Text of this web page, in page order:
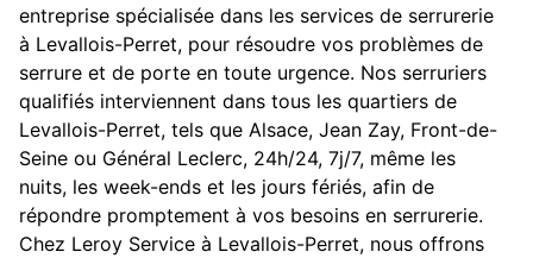
entreprise spécialisée dans les services de serrurerie
à Levallois-Perret, pour résoudre vos problèmes de
serrure et de porte en toute urgence. Nos serruriers
qualifiés interviennent dans tous les quartiers de
Levallois-Perret, tels que Alsace, Jean Zay, Front-de-
Seine ou Général Leclerc, 24h/24, 7j/7, même les
nuits, les week-ends et les jours fériés, afin de
répondre promptement à vos besoins en serrurerie.
Chez Leroy Service à Levallois-Perret, nous offrons